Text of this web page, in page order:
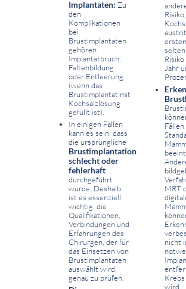
Implantaten: Zu
den
Komplikationen
bei
Brustimplantaten
gehören
Implantatbruch,
Faltenbildung
oder Entleerung
(wenn das
Brustimplantat mit
Kochsalzlösung
gefüllt ist).
In einigen Fällen
kann es sein, dass
die ursprüngliche
Brustimplantation
schlecht oder
fehlerhaft
durchgeführt
wurde. Deshalb
ist es essenziell
wichtig, die
Qualifikationen,
Verbindungen und
Erfahrungen des
Chirurgen, der für
das Einsetzen von
Brustimplantaten
auswählt wird,
genau zu prüfen.
Jahr
Fällen
MRT
nicht
wird.